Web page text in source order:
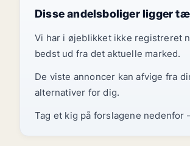
Disse andelsboliger ligger
Vi har i øjeblikket ikke registreret
bedst ud fra det aktuelle marked.
De viste annoncer kan afvige fra
alternativer for dig.
Tag et kig på forslagene nedenfor